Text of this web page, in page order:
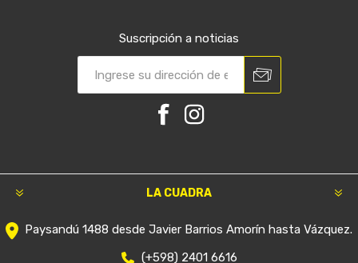
Suscripción a noticias
LA CUADRA
Paysandú 1488 desde Javier Barrios Amorín hasta Vázquez.
(+598) 2401 6616